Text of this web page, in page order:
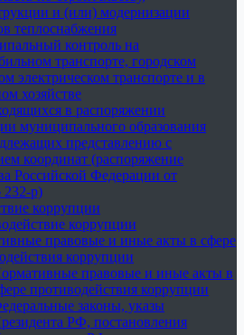
и (или) модернизации
теплоснабжения
контроль на
транспорте, городском
электрическом транспорте и в
хозяйстве
в распоряжении
муниципального образования
представлению с
координат (распоряжение
Российской Федерации от
р)
коррупции
коррупции
правовые и иные акты в сфере
коррупции
правовые и иные акты в
противодействия коррупции
законы, указы
РФ, постановления